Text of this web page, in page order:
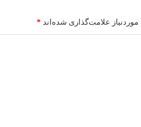
علامت‌گذاری شده‌اند *